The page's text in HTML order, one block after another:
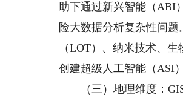
助下通过新兴智能（ABI
险大数据分析复杂性问
（LOT）、纳米技术、
创建超级人工智能（ASI
（三）地理维度：GIS